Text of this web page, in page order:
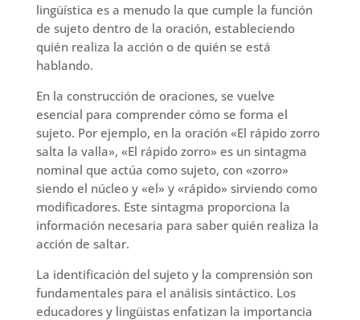
lingüística es a menudo la que cumple la función
de sujeto dentro de la oración, estableciendo
quién realiza la acción o de quién se está
hablando.
En la construcción de oraciones, se vuelve
esencial para comprender cómo se forma el
sujeto. Por ejemplo, en la oración «El rápido zorro
salta la valla», «El rápido zorro» es un sintagma
nominal que actúa como sujeto, con «zorro»
siendo el núcleo y «el» y «rápido» sirviendo como
modificadores. Este sintagma proporciona la
información necesaria para saber quién realiza la
acción de saltar.
La identificación del sujeto y la comprensión son
fundamentales para el análisis sintáctico. Los
educadores y lingüistas enfatizan la importancia